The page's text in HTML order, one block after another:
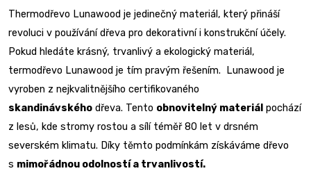
Thermodřevo Lunawood je jedinečný materiál, který přináší
revoluci v používání dřeva pro dekorativní i konstrukční účely.
Pokud hledáte krásný, trvanlivý a ekologický materiál,
termodřevo Lunawood je tím pravým řešením. Lunawood je
vyroben z nejkvalitnějšího certifikovaného
skandinávského dřeva. Tento obnovitelný materiál pochází
z lesů, kde stromy rostou a sílí téměř 80 let v drsném
severském klimatu. Díky těmto podmínkám získáváme dřevo
s mimořádnou odolností a trvanlivostí.